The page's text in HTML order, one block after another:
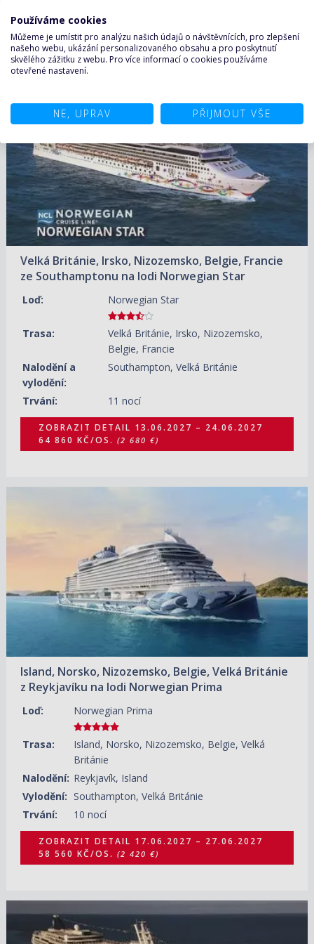
ZOBRAZIT DETAIL
Zobrazit další termíny
Velká Británie, Irsko, Nizozemsko, Belgie, Francie
ze Southamptonu na lodi Norwegian Star
Loď: Norwegian Star
Trasa:
Velká Británie, Irsko, Nizozemsko,
Belgie, Francie
Nalodění a
vylodění:
Southampton, Velká Británie
Trvání: 11 nocí
64 860 KČ/OS.
(2 680 €)
ZOBRAZIT DETAIL 13.06.2027 – 24.06.2027
64 860 KČ/OS. (2 680 €)
Island, Norsko, Nizozemsko, Belgie, Velká Británie
z Reykjavíku na lodi Norwegian Prima
Loď: Norwegian Prima
Trasa:
Island, Norsko, Nizozemsko, Belgie, Velká
Británie
Nalodění: Reykjavík, Island
Vylodění: Southampton, Velká Británie
Trvání:
10 nocí
ZOBRAZIT DETAIL 17.06.2027 – 27.06.2027
58 560 KČ/OS. (2 420 €)
20.06.2027 – 27.06.2027
(1 455 €)
Používáme cookies
Můžeme je umístit pro analýzu našich údajů o návštěvnících, pro zlepšení
našeho webu, ukázání personalizovaného obsahu a pro poskytnutí
skvělého zážitku z webu. Pro více informací o cookies používáme
otevřené nastavení.
NE, UPRAV PŘIJMOUT VŠE